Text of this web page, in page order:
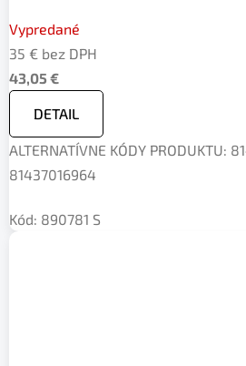
Vypredané
35 € bez DPH
43,05 €
DETAIL
ALTERNATÍVNE KÓDY PRODUKTU:
81437016964
Kód: 890781 S